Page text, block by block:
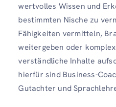
wertvolles Wissen und
bestimmten Nische zu
Fähigkeiten vermitteln,
weitergeben oder
verständliche Inhalte
hierfür sind Business-
Gutachter und